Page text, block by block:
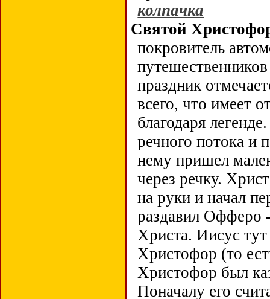
колпачка
Святой
покровитель
праздник
всего, что имеет
благодаря
речного потока и
нему пришел
через речку.
на руки и начал
раздавил Офферо
Христа. Иисус
Христофор (то
Христофор был
Поначалу его